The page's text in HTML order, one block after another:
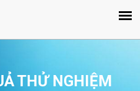
THỬ NGHIỆM